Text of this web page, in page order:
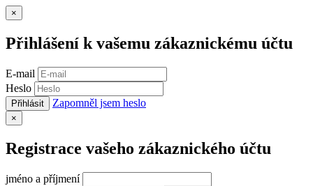
×
Přihlášení k vašemu zákaznickému účtu
E-mail
Heslo
Přihlásit Zapomněl jsem heslo
×
Registrace vašeho zákaznického účtu
jméno a příjmení